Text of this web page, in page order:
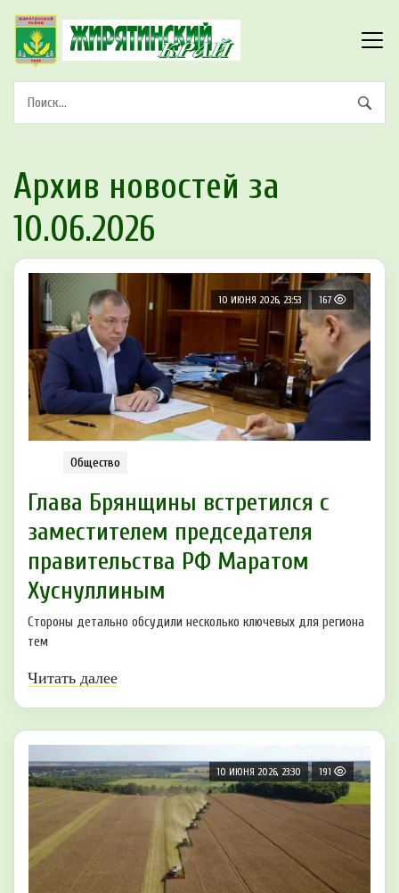
Архив новостей за
10.06.2026
10 ИЮНЯ 2026, 23:53 167
Общество
Глава Брянщины встретился с
заместителем председателя
правительства РФ Маратом
Хуснуллиным
Стороны детально обсудили несколько ключевых для региона
тем
Читать далее
10 ИЮНЯ 2026, 23:30 191